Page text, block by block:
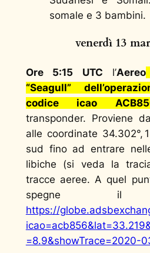
somale e 3 bambini.
venerdì 13
Ore 5:15 UTC l’Aereo
“Seagull”
codice icao
transponder. Proviene
alle coordinate 34.302°,
sud fino ad entrare
libiche (si veda la
tracce aeree. A quel
spegne il
https://
=8.9&showTrace=2020-